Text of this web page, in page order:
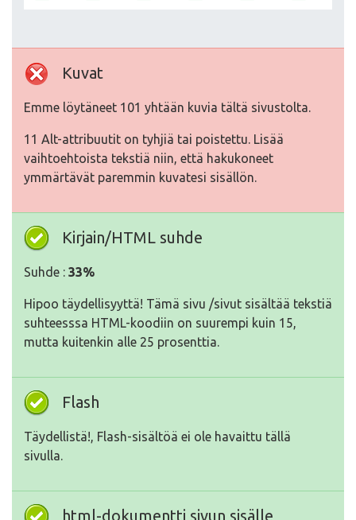
Kuvat
Emme löytäneet 101 yhtään kuvia tältä sivustolta.
11 Alt-attribuutit on tyhjiä tai poistettu. Lisää
vaihtoehtoista tekstiä niin, että hakukoneet
ymmärtävät paremmin kuvatesi sisällön.
Kirjain/HTML suhde
Suhde : 33%
Hipoo täydellisyyttä! Tämä sivu /sivut sisältää tekstiä
suhteesssa HTML-koodiin on suurempi kuin 15,
mutta kuitenkin alle 25 prosenttia.
Flash
Täydellistä!, Flash-sisältöä ei ole havaittu tällä
sivulla.
html-dokumentti sivun sisälle